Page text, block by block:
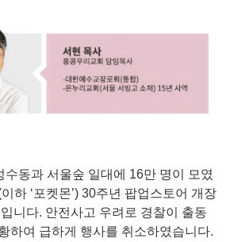
수동과 서울숲 일대에 16만 명이 모였
하 ‘포켓몬’) 30주년 팝업스토어 개장
니다. 안전사고 우려로 경찰이 출동
하여 급하게 행사를 취소하였습니다.